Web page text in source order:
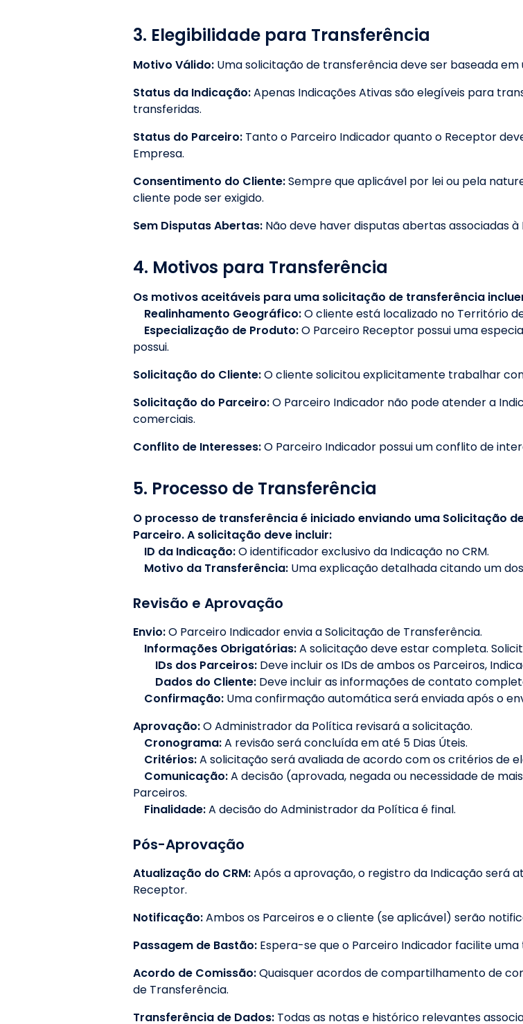
3. Elegibilidade para Transferência
Motivo Válido: Uma solicitação de transferência deve ser baseada
Status da Indicação:Apenas Indicações Ativas são elegíveis para
transferidas.
Status do Parceiro: Tanto o Parceiro Indicador quanto o Receptor
Empresa.
Consentimento do Cliente:Sempre que aplicável por lei ou pela
cliente pode ser exigido.
Sem Disputas Abertas: Não deve haver disputas abertas associadas
4. Motivos para Transferência
Os motivos aceitáveis para uma solicitação de transferência
Realinhamento Geográfico:O cliente está localizado no Território
Especialização de Produto:O Parceiro Receptor possui uma
possui.
Solicitação do Cliente:O cliente solicitou explicitamente trabalhar
Solicitação do Parceiro:O Parceiro Indicador não pode atender a
comerciais.
Conflito de Interesses:O Parceiro Indicador possui um conflito de
5. Processo de Transferência
O processo de transferência é iniciado enviando uma Solicitação
Parceiro. A solicitação deve incluir:
ID da Indicação:O identificador exclusivo da Indicação no CRM.
Motivo da Transferência: Uma explicação detalhada citando um
Revisão e Aprovação
Envio:O Parceiro Indicador envia a Solicitação de Transferência.
Informações Obrigatórias:A solicitação deve estar completa.
IDs dos Parceiros: Deve incluir os IDs de ambos os Parceiros,
Dados do Cliente: Deve incluir as informações de contato
Confirmação: Uma confirmação automática será enviada após o
Aprovação:O Administrador da Política revisará a solicitação.
Cronograma:A revisão será concluída em até 5 Dias Úteis.
Critérios:A solicitação será avaliada de acordo com os critérios de
Comunicação:A decisão (aprovada, negada ou necessidade de
Parceiros.
Finalidade:A decisão do Administrador da Política é final.
Pós-Aprovação
Atualização do CRM:Após a aprovação, o registro da Indicação será
Receptor.
Notificação:Ambos os Parceiros e o cliente (se aplicável) serão
Passagem de Bastão: Espera-se que o Parceiro Indicador facilite
Acordo de Comissão:Quaisquer acordos de compartilhamento de
de Transferência.
Transferência de Dados: Todas as notas e histórico relevantes